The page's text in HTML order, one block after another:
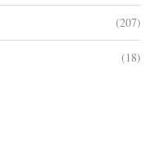
(207)
(18)